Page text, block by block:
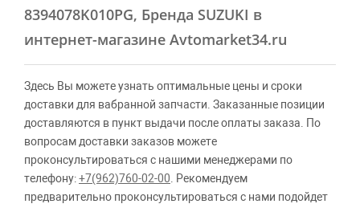
8394078K010PG, Бренда SUZUKI в
интернет-магазине Avtomarket34.ru
Здесь Вы можете узнать оптимальные цены и сроки
доставки для вабранной запчасти. Заказанные позиции
доставляются в пункт выдачи после оплаты заказа. По
вопросам доставки заказов можете
проконсультироваться с нашими менеджерами по
телефону:+7(962)760-02-00 . Рекомендуем
предварительно проконсультироваться с нами подойдет